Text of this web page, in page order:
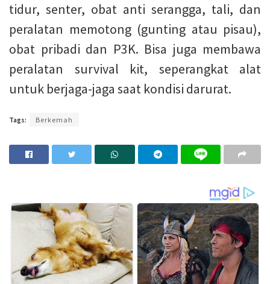
tidur, senter, obat anti serangga, tali, dan
peralatan memotong (gunting atau pisau),
obat pribadi dan P3K. Bisa juga membawa
peralatan survival kit, seperangkat alat
untuk berjaga-jaga saat kondisi darurat.
Tags: Berkemah